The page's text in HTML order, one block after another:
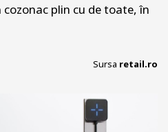
plin cu de toate, în
Sursa retail.ro